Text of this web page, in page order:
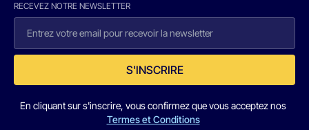
RECEVEZ NOTRE NEWSLETTER
S'INSCRIRE
En cliquant sur s'inscrire, vous confirmez que vous acceptez nos
Termes et Conditions